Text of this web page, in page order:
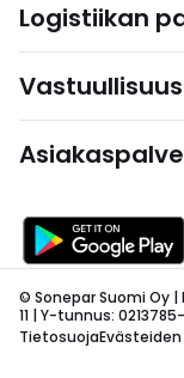
Logistiikan
Vastuullisuus
© Sonepar Suomi Oy |
11 | Y-tunnus:
Tietosuoja